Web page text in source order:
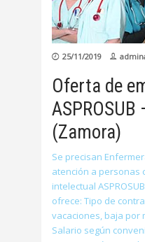
25/11/2019
Oferta de
(Zamora)
Se precisan
atención a personas
intelectual
ofrece: Tipo de
vacaciones, baja por
Salario según